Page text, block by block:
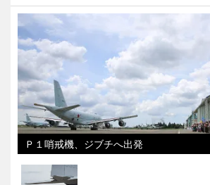
Ｐ１哨戒機、ジブチへ出発